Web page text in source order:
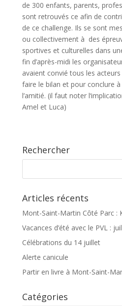
de 300 enfants, parents,
sont retrouvés ce afin de
de ce challenge. Ils se sont
ou collectivement à des
sportives et culturelles dans
fin d’après-midi les
avaient convié tous les
faire le bilan et pour conclure
l’amitié. (il faut noter
Amel et Luca)
Rechercher
Articles récents
Mont-Saint-Martin Côté Parc :
Vacances d’été avec le PVL :
Célébrations du 14 juillet
Alerte canicule
Partir en livre à Mont-Saint-
Catégories